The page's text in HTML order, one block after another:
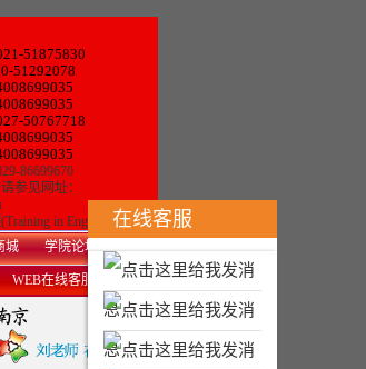
51875830
51292078
50767718
86699670
请参见网址：
in English)
城 学院论坛
WEB在线客服
在线客服